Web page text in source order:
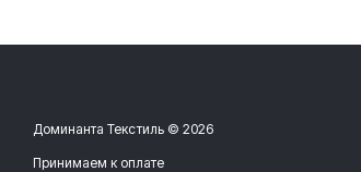
Доминанта Текстиль © 2026
Принимаем к оплате